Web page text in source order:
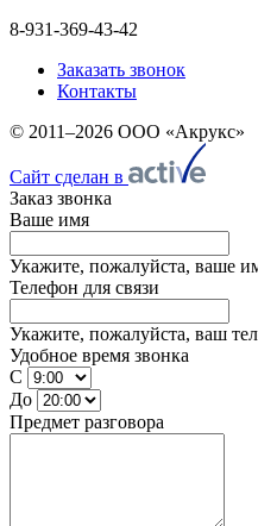
8-931-369-43-42
Заказать звонок
Контакты
© 2011–2026 ООО «Акрукс»
Сайт сделан в
Заказ звонка
Ваше имя
Укажите, пожалуйста, ваше
Телефон для связи
Укажите, пожалуйста, ваш
Удобное время звонка
С
До
Предмет разговора